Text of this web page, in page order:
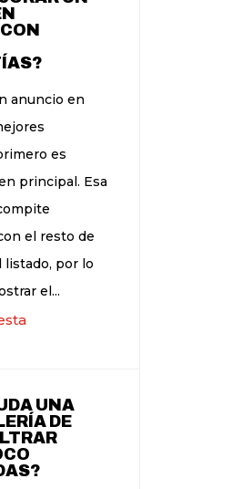
anuncio en
es
principal. Esa
el resto de
listado, por lo
el...
UNA
DE